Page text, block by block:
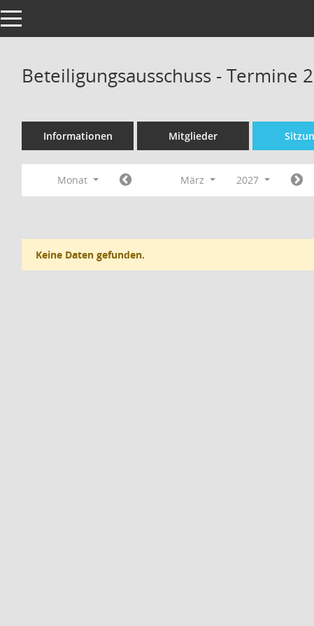
Toggle navigation
Beteiligungsausschuss - Termine
Informationen Mitglieder
Monat März 2027
Keine Daten gefunden.